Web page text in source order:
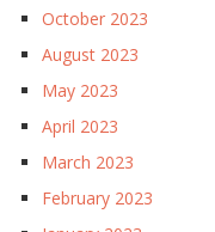
October 2023
August 2023
May 2023
April 2023
March 2023
February 2023